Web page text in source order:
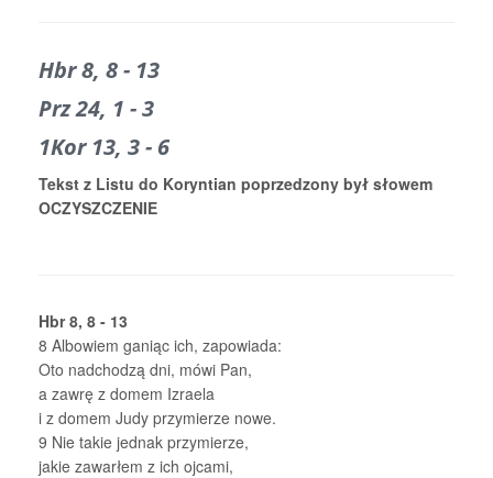
Hbr 8, 8 - 13
Prz 24, 1 - 3
1Kor 13, 3 - 6
Tekst z Listu do Koryntian poprzedzony był słowem
OCZYSZCZENIE
Hbr 8, 8 - 13
8 Albowiem ganiąc ich, zapowiada:
Oto nadchodzą dni, mówi Pan,
a zawrę z domem Izraela
i z domem Judy przymierze nowe.
9 Nie takie jednak przymierze,
jakie zawarłem z ich ojcami,